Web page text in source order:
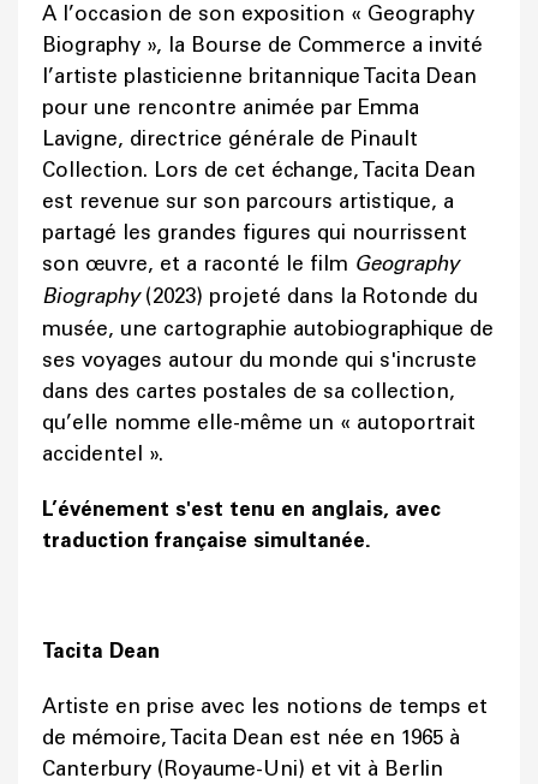
A l’occasion de son exposition « Geography
Biography », la Bourse de Commerce a invité
l’artiste plasticienne britannique Tacita Dean
pour une rencontre animée par Emma
Lavigne, directrice générale de Pinault
Collection. Lors de cet échange, Tacita Dean
est revenue sur son parcours artistique, a
partagé les grandes figures qui nourrissent
son œuvre, et a raconté le film Geography
Biography (2023) projeté dans la Rotonde du
musée, une cartographie autobiographique de
ses voyages autour du monde qui s'incruste
dans des cartes postales de sa collection,
qu’elle nomme elle-même un « autoportrait
accidentel ».
L’événement s'est tenu en anglais, avec
traduction française simultanée.
Tacita Dean
Artiste en prise avec les notions de temps et
de mémoire, Tacita Dean est née en 1965 à
Canterbury (Royaume-Uni) et vit à Berlin